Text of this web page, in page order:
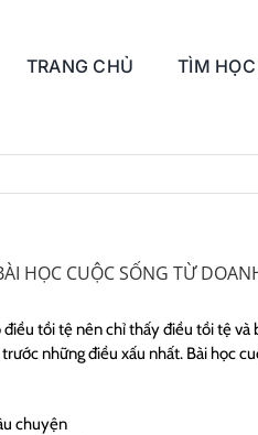
TRANG CHỦ TÌM
HỌC CUỘC SỐNG TỪ
điều tồi tệ nên chỉ thấy điều tồi tệ
những điều xấu nhất. Bài học
chuyện